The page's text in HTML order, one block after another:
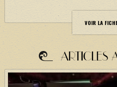
VOIR LA
ARTICLES